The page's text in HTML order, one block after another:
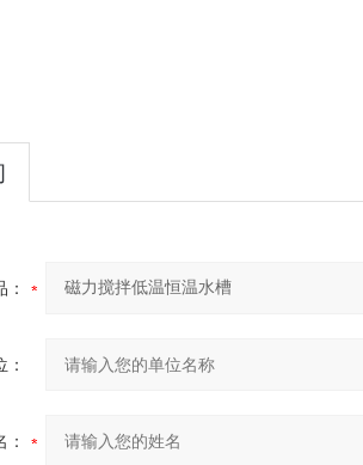
：